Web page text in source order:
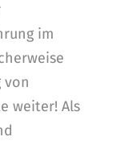
im
von
weiter! Als